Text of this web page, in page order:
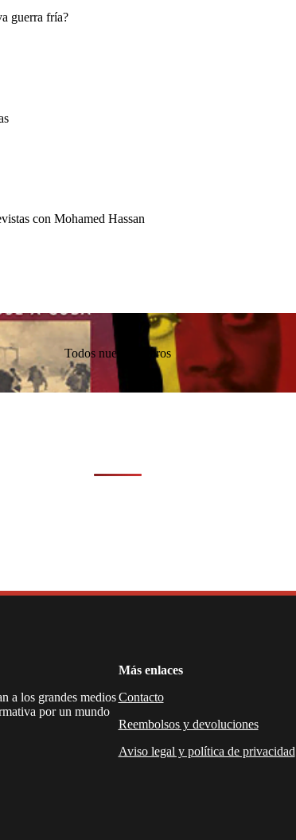
guerra fría?
con Mohamed Hassan
Todos nuestros libros
a los grandes medios
por un mundo
Más enlaces
Contacto
Reembolsos y devoluciones
Aviso legal y política de privacidad